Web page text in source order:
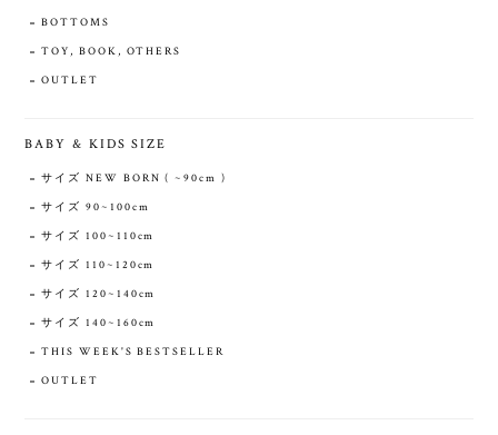
BOTTOMS
TOY, BOOK, OTHERS
OUTLET
BABY & KIDS SIZE
サイズ NEW BORN ( ~90cm )
サイズ 90~100cm
サイズ 100~110cm
サイズ 110~120cm
サイズ 120~140cm
サイズ 140~160cm
THIS WEEK'S BESTSELLER
OUTLET